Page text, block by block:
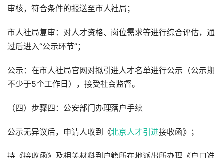
审核，符合条件的报送至市人社局；
市人社局复审：对人才资格、岗位需求等进行综合评估，通
过后进入“公示环节”；
公示：在市人社局官网对拟引进人才名单进行公示（公示期
不少于5个工作日），接受社会监督。
（四）步骤四：公安部门办理落户手续
公示无异议后，申请人收到《北京人才引进接收函》；
持《接收函》及相关材料到户籍所在地派出所办理《户口准